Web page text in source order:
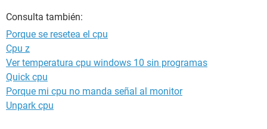
Consulta también:
Porque se resetea el cpu
Cpu z
Ver temperatura cpu windows 10 sin programas
Quick cpu
Porque mi cpu no manda señal al monitor
Unpark cpu